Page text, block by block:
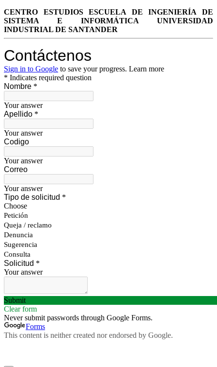
CENTRO ESTUDIOS ESCUELA DE INGENIERÍA DE
SISTEMA E INFORMÁTICA UNIVERSIDAD
INDUSTRIAL DE SANTANDER